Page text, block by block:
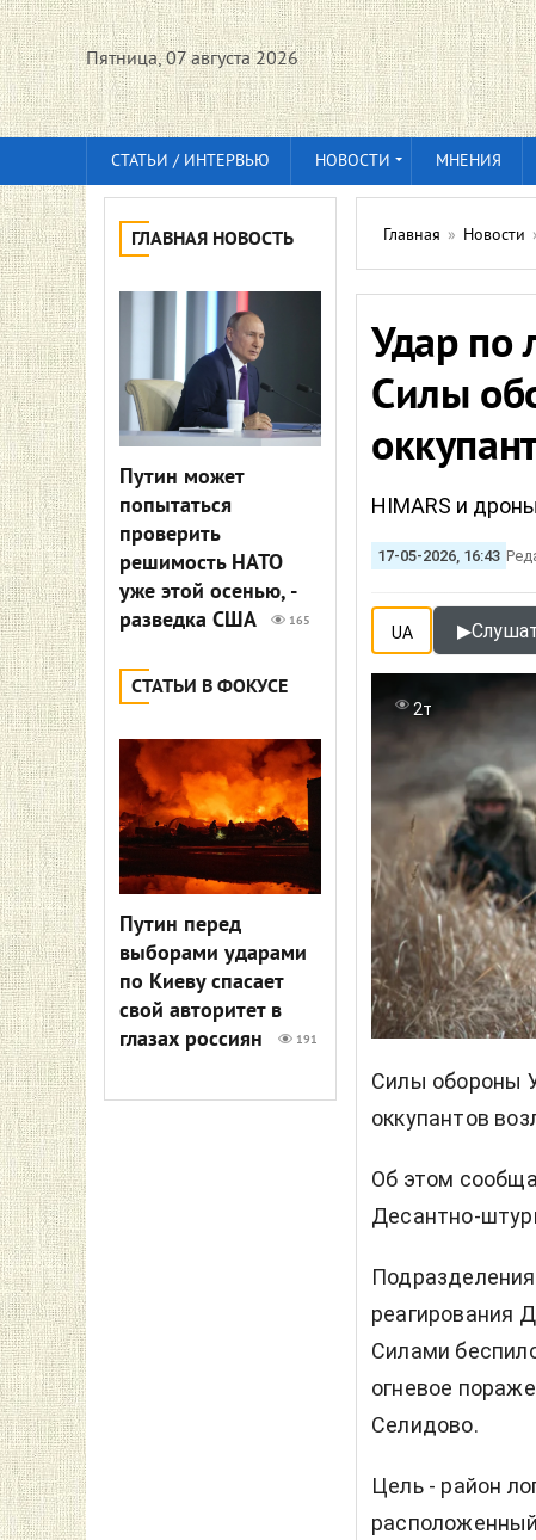
Пятница, 07 августа 2026
СТАТЬИ / ИНТЕРВЬЮ НОВОСТИ МНЕНИЯ
ГЛАВНАЯ НОВОСТЬ
Путин может
попытаться
проверить
решимость НАТО
уже этой осенью, -
разведка США
165
СТАТЬИ В ФОКУСЕ
Путин перед
выборами ударами
по Киеву спасает
свой авторитет в
глазах россиян
191
Главная » Новости
Удар по
Силы
HIMARS и
17-05-2026, 16:43
UA ▶
2т
Силы обороны
оккупантов
Об этом
Десантно-
реагирования
Силами
огневое
Селидово.
Цель - район